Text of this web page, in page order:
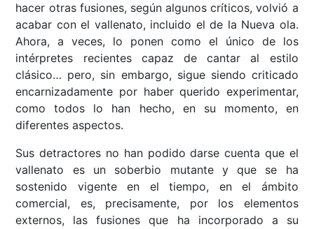
hacer otras fusiones, según algunos críticos, volvió a
acabar con el vallenato, incluido el de la Nueva ola.
Ahora, a veces, lo ponen como el único de los
intérpretes recientes capaz de cantar al estilo
clásico… pero, sin embargo, sigue siendo criticado
encarnizadamente por haber querido experimentar,
como todos lo han hecho, en su momento, en
diferentes aspectos.
Sus detractores no han podido darse cuenta que el
vallenato es un soberbio mutante y que se ha
sostenido vigente en el tiempo, en el ámbito
comercial, es, precisamente, por los elementos
externos, las fusiones que ha incorporado a su